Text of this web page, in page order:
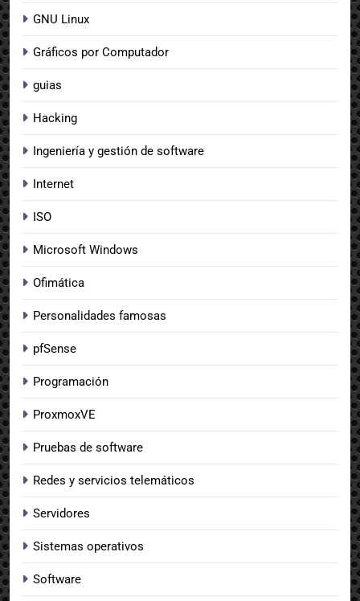
GNU Linux
Gráficos por Computador
guias
Hacking
Ingeniería y gestión de software
Internet
ISO
Microsoft Windows
Ofimática
Personalidades famosas
pfSense
Programación
ProxmoxVE
Pruebas de software
Redes y servicios telemáticos
Servidores
Sistemas operativos
Software